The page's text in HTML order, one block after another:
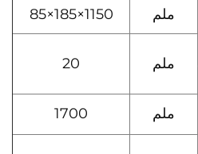
ملم
1150×185×85
ملم 20
ملم 1700